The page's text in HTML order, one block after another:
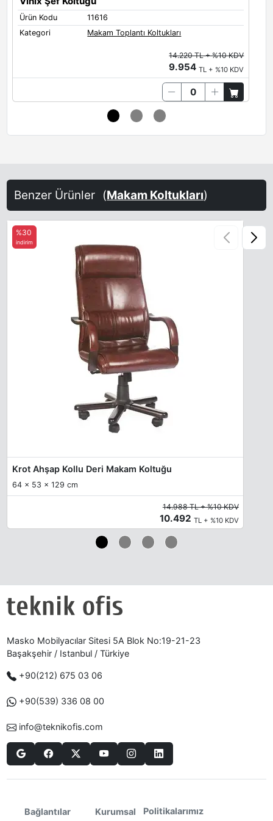
Ürün Kodu
11616
Kategori
Makam Toplantı Koltukları
14.220 TL + %10 KDV
9.954TL + %10 KDV
Benzer Ürünler (Makam Koltukları)
Krot Ahşap Kollu Deri Makam Koltuğu
64 x 53 x 129 cm
%30
indirim
14.988 TL + %10 KDV
10.492 TL + %10 KDV
Masko Mobilyacılar Sitesi 5A Blok No:19-21-23
Başakşehir / Istanbul / Türkiye
+90(212) 675 03 06
+90(539) 336 08 00
info@teknikofis.com
Bağlantılar Kurumsal Politikalarımız